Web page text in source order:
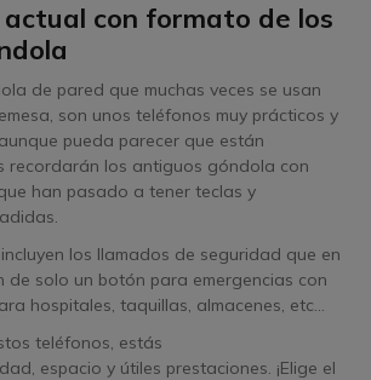
con formato de los
de pared que muchas veces se usan
son unos teléfonos muy prácticos y
pueda parecer que están
recordarán los antiguos góndola con
han pasado a tener teclas y
los llamados de seguridad que en
de solo un botón para emergencias con
hospitales, taquillas, almacenes, etc...
teléfonos, estás
espacio y útiles prestaciones. ¡Elige el